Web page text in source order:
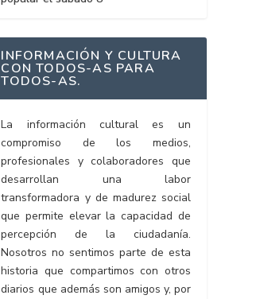
INFORMACIÓN Y CULTURA
CON TODOS-AS PARA
TODOS-AS.
La información cultural es un
compromiso de los medios,
profesionales y colaboradores que
desarrollan una labor
transformadora y de madurez social
que permite elevar la capacidad de
percepción de la ciudadanía.
Nosotros no sentimos parte de esta
historia que compartimos con otros
diarios que además son amigos y, por